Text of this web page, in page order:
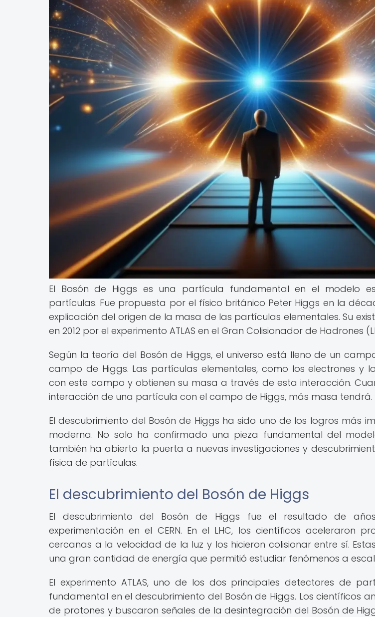
El Bosón de Higgs es una partícula fundamental en el modelo
partículas. Fue propuesta por el físico británico Peter Higgs en la
explicación del origen de la masa de las partículas elementales. Su
en 2012 por el experimento ATLAS en el Gran Colisionador de Hadrones
Según la teoría del Bosón de Higgs, el universo está lleno de un
campo de Higgs. Las partículas elementales, como los electrones y
con este campo y obtienen su masa a través de esta interacción.
interacción de una partícula con el campo de Higgs, más masa tendrá.
El descubrimiento del Bosón de Higgs ha sido uno de los logros más
moderna. No solo ha confirmado una pieza fundamental del
también ha abierto la puerta a nuevas investigaciones y
física de partículas.
El descubrimiento del Bosón de Higgs
El descubrimiento del Bosón de Higgs fue el resultado de
experimentación en el CERN. En el LHC, los científicos aceleraron
cercanas a la velocidad de la luz y los hicieron colisionar entre sí.
una gran cantidad de energía que permitió estudiar fenómenos a
El experimento ATLAS, uno de los dos principales detectores de
fundamental en el descubrimiento del Bosón de Higgs. Los científicos
de protones y buscaron señales de la desintegración del Bosón de